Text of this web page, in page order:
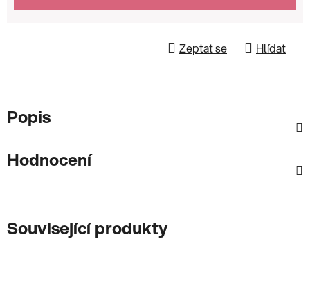
Zeptat se Hlídat
Popis
Hodnocení
Související produkty